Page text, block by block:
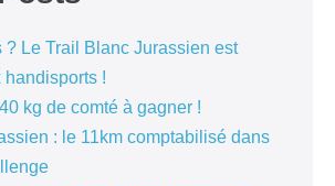
? Le Trail Blanc Jurassien est
!
kg de comté à gagner !
: le 11km comptabilisé dans